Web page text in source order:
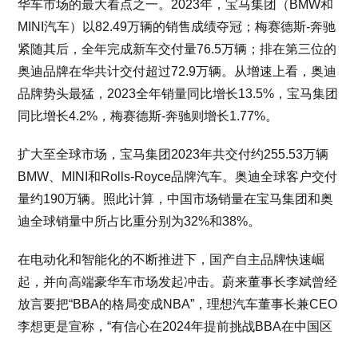
华车市场的最大看点之一。2023年，宝马集团（BMW和
MINI汽车）以82.49万辆的销售成绩夺冠；梅赛德斯-奔驰
紧随其后，全年完成新车交付量76.5万辆；排在第三位的
奥迪品牌在华共计交付超过72.9万辆。从增速上看，奥迪
品牌势头最猛，2023全年销量同比增长13.5%，宝马集团
同比增长4.2%，梅赛德斯-奔驰则增长1.77%。
扩大至全球市场，宝马集团2023年共交付约255.53万辆
BMW、MINI和Rolls-Royce品牌汽车。奥迪全球客户交付
量约190万辆。照此计算，中国市场销量在宝马集团和奥
迪全球销量中所占比重分别为32%和38%。
在电动化和智能化的不断推进下，国产自主品牌快速崛
起，并向高端豪华车市场发起冲击。蔚来董事长李斌曾经
放言要把“BBA的格局变成NBA”，理想汽车董事长兼CEO
李想更是宣称，“有信心在2024年提前挑战BBA在中国区